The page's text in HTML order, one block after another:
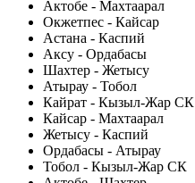
Актобе - Махтаарал
Окжетпес - Кайсар
Астана - Каспий
Аксу - Ордабасы
Шахтер - Жетысу
Атырау - Тобол
Кайрат - Кызыл-Жар СК
Кайсар - Махтаарал
Жетысу - Каспий
Ордабасы - Атырау
Тобол - Кызыл-Жар СК